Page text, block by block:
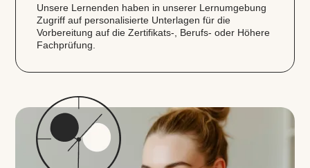
Unsere Lernenden haben in unserer Lernumgebung
Zugriff auf personalisierte Unterlagen für die
Vorbereitung auf die Zertifikats‑, Berufs- oder Höhere
Fachprüfung.